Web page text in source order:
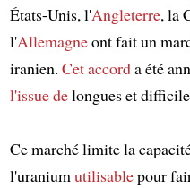
États-Unis, l'Angleterre, la
l'Allemagneont fait un
iranien. Cet accorda été
l'issue delongues et
Ce marché limite la
l'uraniumutilisablepour